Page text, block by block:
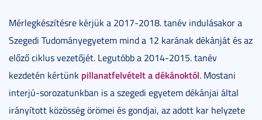
Mérlegkészítésre kérjük a 2017-2018. tanév indulásakor a
Szegedi Tudományegyetem mind a 12 karának dékánját és az
előző ciklus vezetőjét. Legutóbb a 2014-2015. tanév
kezdetén kértünk pillanatfelvételt a dékánoktól. Mostani
interjú-sorozatunkban is a szegedi egyetem dékánjai által
irányított közösség örömei és gondjai, az adott kar helyzete